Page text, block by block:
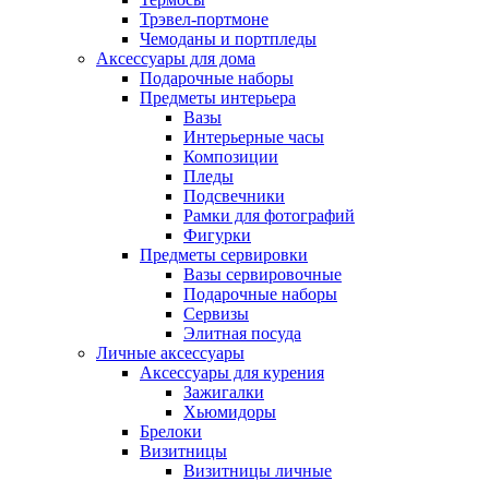
Трэвел-портмоне
Чемоданы и портпледы
Аксессуары для дома
Подарочные наборы
Предметы интерьера
Вазы
Интерьерные часы
Композиции
Пледы
Подсвечники
Рамки для фотографий
Фигурки
Предметы сервировки
Вазы сервировочные
Подарочные наборы
Сервизы
Элитная посуда
Личные аксессуары
Аксессуары для курения
Зажигалки
Хьюмидоры
Брелоки
Визитницы
Визитницы личные